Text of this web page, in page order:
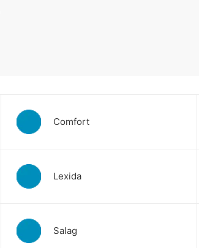
Comfort
Lexida
Salag